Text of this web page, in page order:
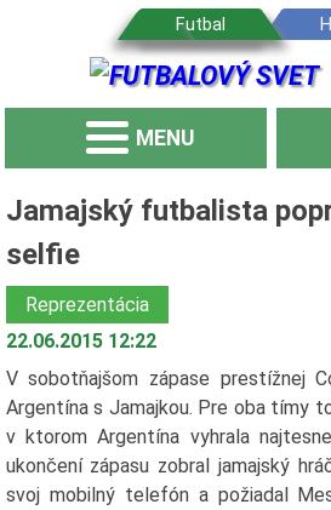
MENU
Jamajský futbalista
selfie
Reprezentácia
22.06.2015 12:22
V sobotňajšom zápase prestížnej
Argentína s Jamajkou. Pre oba tímy
v ktorom Argentína vyhrala
ukončení zápasu zobral jamajský
svoj mobilný telefón a požiadal